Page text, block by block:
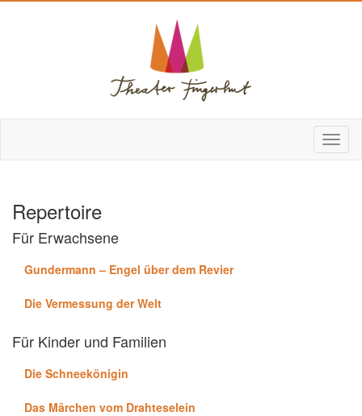
Repertoire
Für Erwachsene
Gundermann – Engel über dem Revier
Die Vermessung der Welt
Für Kinder und Familien
Die Schneekönigin
Das Märchen vom Drahteselein